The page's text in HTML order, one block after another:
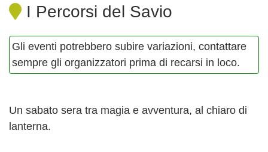
I Percorsi del Savio
Gli eventi potrebbero subire variazioni, contattare
sempre gli organizzatori prima di recarsi in loco.
Un sabato sera tra magia e avventura, al chiaro di
lanterna.